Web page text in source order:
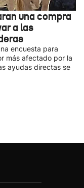
una compra
a las
encuesta para
más afectado por la
ayudas directas se